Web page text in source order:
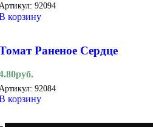
92094
корзину
Раненое Сердце
руб.
92084
корзину